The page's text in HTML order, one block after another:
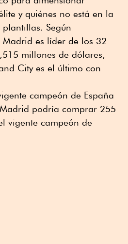
y quiénes no está en la
Según
Madrid es líder de los 32
millones de dólares,
City es el último con
campeón de España
podría comprar 255
vigente campeón de